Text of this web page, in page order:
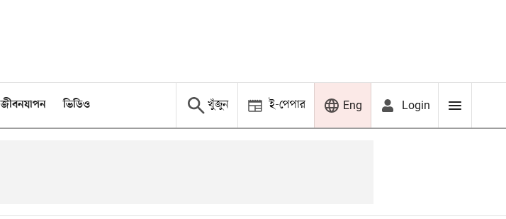
জীবনযাপন ভিডিও খুঁজুন ই-পেপার Eng Login